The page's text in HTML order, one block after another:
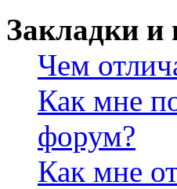
Закладки и
Чем
Как мне
форум?
Как мне